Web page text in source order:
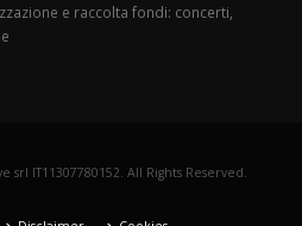
e raccolta fondi: concerti,
IT11307780152. All Rights Reserved.